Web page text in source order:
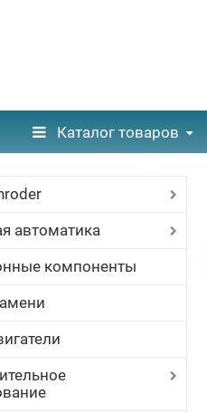
Каталог товаров
автоматика
компоненты